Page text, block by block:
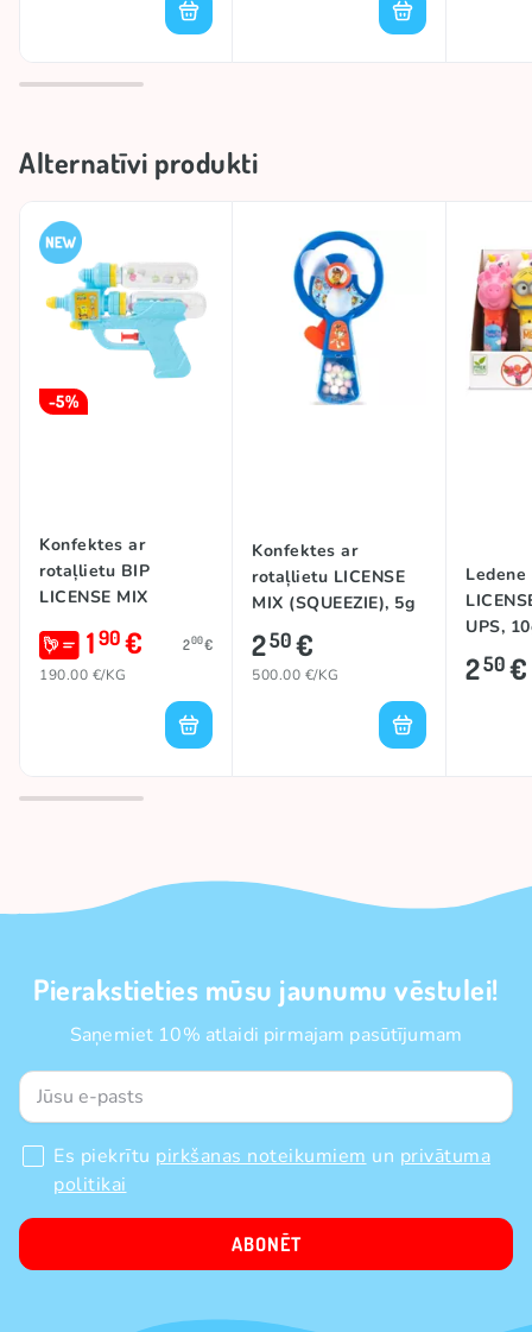
Alternatīvi produkti
-5%
Konfektes ar
rotaļlietu BIP
LICENSE MIX
190€ 200€
190.00 €/KG
Konfektes ar
rotaļlietu LICENSE
MIX (SQUEEZIE), 5g
250€
500.00 €/KG
UPS,
250€
Pierakstieties mūsu jaunumu vēstulei!
Saņemiet 10% atlaidi pirmajam pasūtījumam
Es piekrītu pirkšanas noteikumiem un privātuma
politikai
ABONĒT